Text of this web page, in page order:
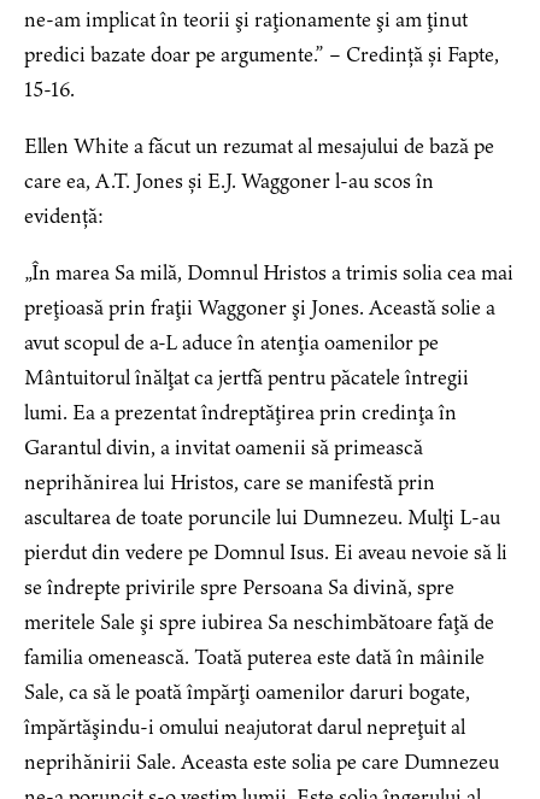
ne-am implicat în teorii şi raţionamente şi am ţinut
predici bazate doar pe argumente.” – Credință și Fapte,
15-16.
Ellen White a făcut un rezumat al mesajului de bază pe
care ea, A.T. Jones și E.J. Waggoner l-au scos în
evidență:
„În marea Sa milă, Domnul Hristos a trimis solia cea mai
preţioasă prin fraţii Waggoner şi Jones. Această solie a
avut scopul de a-L aduce în atenţia oamenilor pe
Mântuitorul înălţat ca jertfă pentru păcatele întregii
lumi. Ea a prezentat îndreptăţirea prin credinţa în
Garantul divin, a invitat oamenii să primească
neprihănirea lui Hristos, care se manifestă prin
ascultarea de toate poruncile lui Dumnezeu. Mulţi L-au
pierdut din vedere pe Domnul Isus. Ei aveau nevoie să li
se îndrepte privirile spre Persoana Sa divină, spre
meritele Sale şi spre iubirea Sa neschimbătoare faţă de
familia omenească. Toată puterea este dată în mâinile
Sale, ca să le poată împărţi oamenilor daruri bogate,
împărtăşindu-i omului neajutorat darul nepreţuit al
neprihănirii Sale. Aceasta este solia pe care Dumnezeu